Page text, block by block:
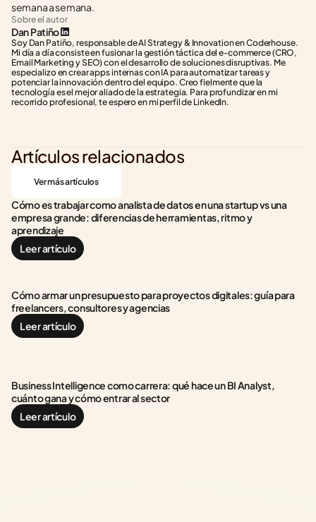
semana a semana.
Sobre el autor
Dan Patiño
Soy Dan Patiño, responsable de AI Strategy & Innovation en Coderhouse.
Mi día a día consiste en fusionar la gestión táctica del e-commerce (CRO,
Email Marketing y SEO) con el desarrollo de soluciones disruptivas. Me
especializo en crear apps internas con IA para automatizar tareas y
potenciar la innovación dentro del equipo. Creo fielmente que la
tecnología es el mejor aliado de la estrategia. Para profundizar en mi
recorrido profesional, te espero en mi perfil de LinkedIn.
Artículos relacionados
Ver más artículos
Cómo es trabajar como analista de datos en una startup vs una
empresa grande: diferencias de herramientas, ritmo y
aprendizaje
Leer artículo
Cómo armar un presupuesto para proyectos digitales: guía para
freelancers, consultores y agencias
Leer artículo
Business Intelligence como carrera: qué hace un BI Analyst,
cuánto gana y cómo entrar al sector
Leer artículo